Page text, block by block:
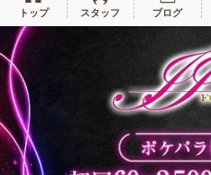
トップ スタッフ ブログ